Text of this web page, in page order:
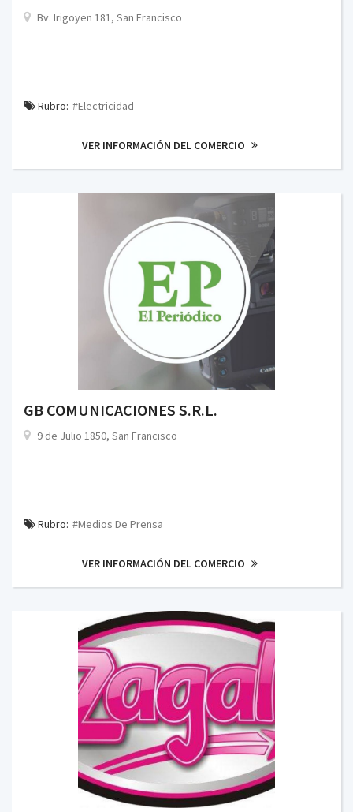
Bv. Irigoyen 181, San Francisco
Rubro: #Electricidad
VER INFORMACIÓN DEL COMERCIO
GB COMUNICACIONES S.R.L.
9 de Julio 1850, San Francisco
Rubro: #Medios De Prensa
VER INFORMACIÓN DEL COMERCIO